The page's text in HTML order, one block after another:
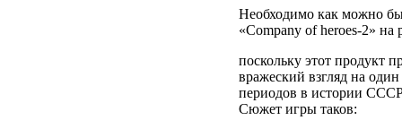
Необходимо как можно
«Company of heroes-2»
поскольку этот продукт
вражеский взгляд на
периодов в истории
Сюжет игры таков: